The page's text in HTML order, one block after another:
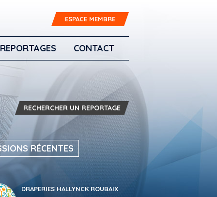
ESPACE MEMBRE
REPORTAGES CONTACT
RECHERCHER UN REPORTAGE
RÉCENTES
DRAPERIES HALLYNCK ROUBAIX